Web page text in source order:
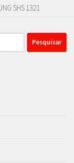
SHS 1321